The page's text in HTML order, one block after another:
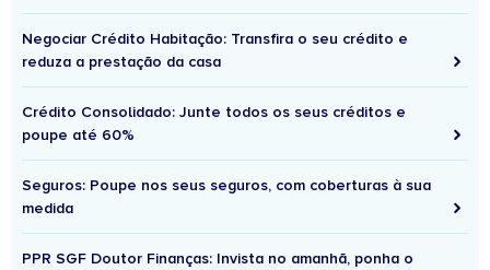
Negociar Crédito Habitação: Transfira o seu crédito e
reduza a prestação da casa
Crédito Consolidado: Junte todos os seus créditos e
poupe até 60%
Seguros: Poupe nos seus seguros, com coberturas à sua
medida
PPR SGF Doutor Finanças: Invista no amanhã, ponha o